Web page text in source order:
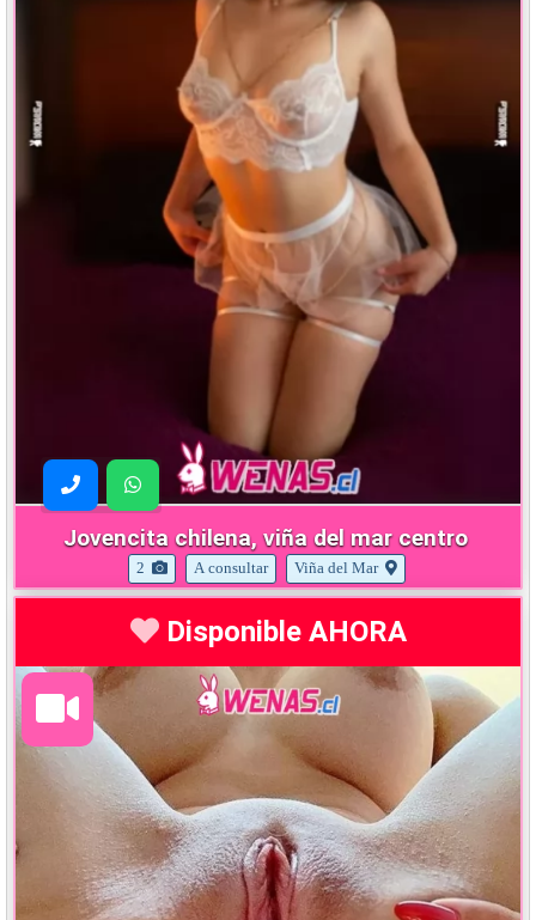
Jovencita chilena, viña del mar centro
2 A consultar Viña del Mar
Disponible AHORA